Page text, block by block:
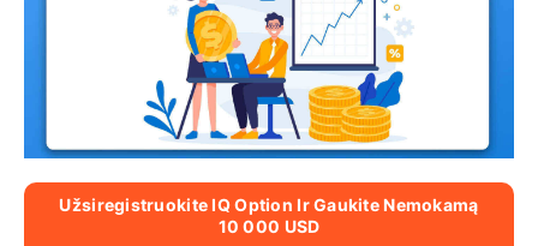
Užsiregistruokite IQ Option Ir Gaukite Nemokamą
10 000 USD